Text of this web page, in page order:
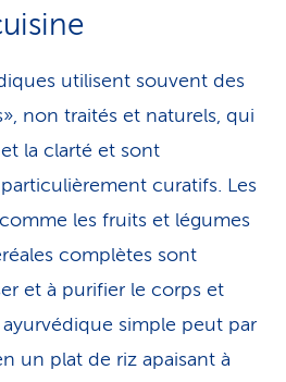
utilisent souvent des
non traités et naturels, qui
la clarté et sont
curatifs. Les
les fruits et légumes
complètes sont
et à purifier le corps et
ayurvédique simple peut par
un plat de riz apaisant à